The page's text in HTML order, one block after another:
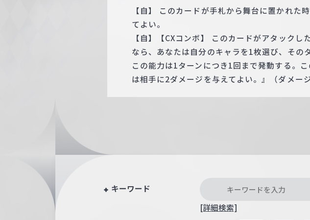
【自】 このカードが手札から舞台に置かれた
てよい。
【自】【CXコンボ】 このカードがアタック
なら、あなたは自分のキャラを1枚選び、その
この能力は1ターンにつき1回まで発動する。
は相手に2ダメージを与えてよい。』（ダメー
キーワード
[詳細検索]